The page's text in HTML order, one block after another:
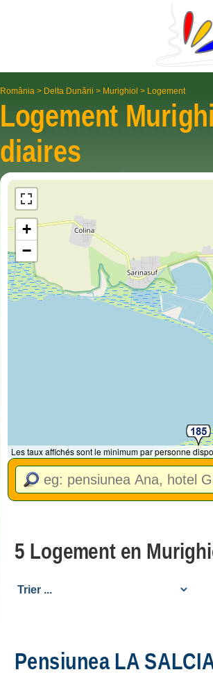
România > Delta Dunării > Murighiol > Logement
Logement
diaires
Les taux affichés sont le minimum par personne
+
−
5 Logement en
Pensiunea LA